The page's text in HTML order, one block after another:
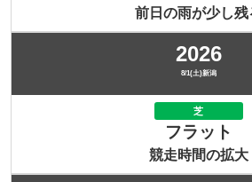
前日の雨が少し残
2026
8/1(土)新潟
芝
フラット
競走時間の拡大